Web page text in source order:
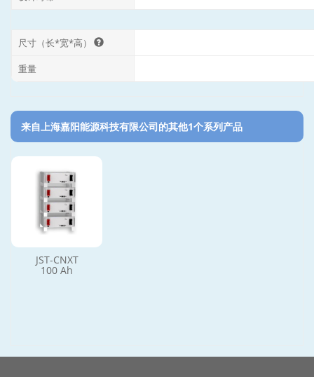
尺寸（长*宽*高）
重量
来自上海嘉阳能源科技有限公司的其他1个系列产品‎
JST-CNXT
100 Ah